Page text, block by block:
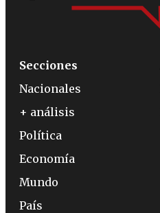
Secciones
Nacionales
+ análisis
Política
Economía
Mundo
País